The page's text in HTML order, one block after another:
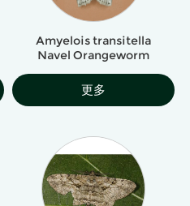
Amyelois transitella
Navel Orangeworm
更多